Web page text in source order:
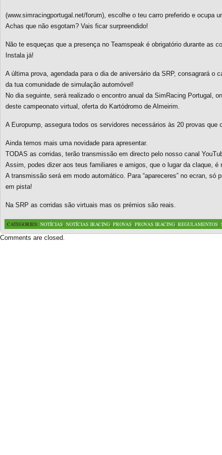
(www.simracingportugal.net/forum), escolhe o teu carro preferido e ocupa
Achas que não esgotam? Vais ficar surpreendido!
Não te esqueças que a presença no Teamspeak é obrigatório durante as
Instala já!
A última prova, agendada para o dia de aniversário da SRP, consagrará o
da tua comunidade de simulação automóvel!
No dia seguinte, será realizado o encontro anual da SimRacing Portugal,
deste campeonato virtual, oferta do Kartódromo de Almeirim.
A Europump, assegura todos os servidores necessários às 20 provas que
Ainda temos mais uma novidade para apresentar.
TODAS as corridas, terão transmissão em directo pelo nosso canal
Assim, podes dizer aos teus familiares e amigos, que o lugar da claque, é
A transmissão será em modo automático. Para “apareceres” no ecran, só
em pista!
Na SRP as corridas são virtuais mas os prémios são reais.
CATEGORIES: NOTÍCIAS, NOTÍCIAS IRACING, PROVAS, PROVAS IRACING, REGULAMENTOS,
Comments are closed.